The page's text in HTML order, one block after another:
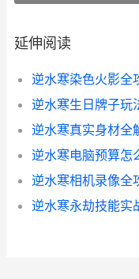
延伸阅读
逆水寒染色火影全
逆水寒电脑预算怎
逆水寒永劫技能实